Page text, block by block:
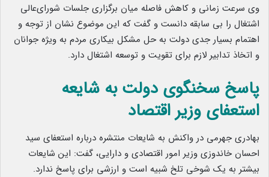
وی سرعت زمانی و کاهش فاصله میان برگزاری جلسات شورای‌عالی
اشتغال را بی سابقه دانست و گفت که این موضوع نشان از توجه و
اهتمام بسیار جدی دولت به حل مشکل بیکاری مردم به ویژه جوانان
و اتخاذ تدابیر لازم برای تقویت و توسعه اشتغال دارد.
پاسخ سخنگوی دولت به شایعه
استعفای وزیر اقتصاد
بهادری جهرمی در واکنش به شایعات منتشره درباره استعفای سید
احسان خاندوزی وزیر امور اقتصادی و دارایی، گفت: این شایعات
بیشتر به یک شوخی تلخ شبیه است و ارزشی برای پاسخ ندارد.